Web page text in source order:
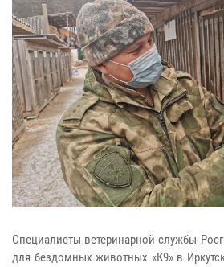
Специалисты ветеринарной службы
для бездомных животных «К9» в